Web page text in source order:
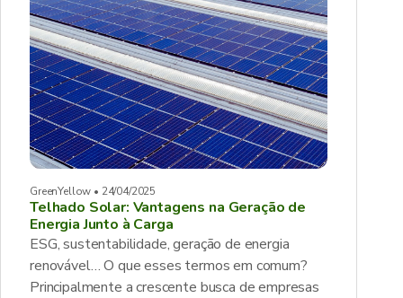
GreenYellow • 24/04/2025
Telhado Solar: Vantagens na Geração de
Energia Junto à Carga
ESG, sustentabilidade, geração de energia
renovável… O que esses termos em comum?
Principalmente a crescente busca de empresas